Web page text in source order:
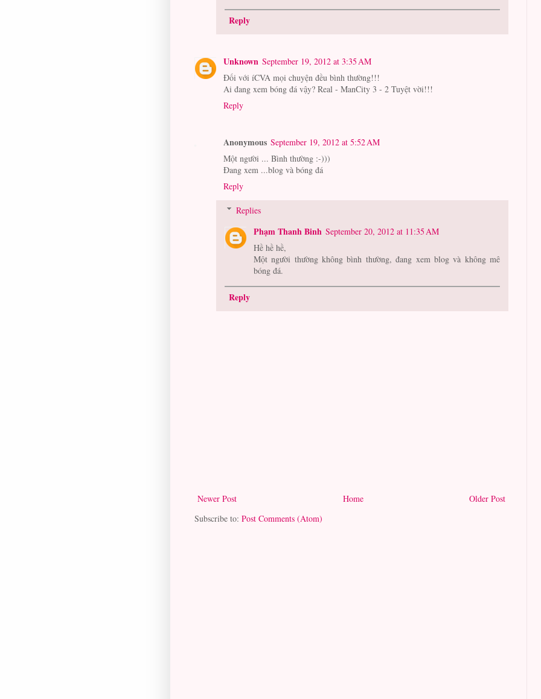
Reply
Unknown September 19, 2012 at 3:35 AM
Đối với íCVA mọi chuyện đều bình thường!!!
Ai đang xem bóng đá vậy? Real - ManCity 3 - 2 Tuyệt vời!!!
Reply
Anonymous September 19, 2012 at 5:52 AM
Một người ... Bình thường :-)))
Đang xem ...blog và bóng đá
Reply
Replies
Phạm Thanh Binh September 20, 2012 at 11:35 AM
Hề hề hề,
Một người thường không bình thường, đang xem blog và không mê
bóng đá.
Reply
Newer Post Older Post
Home
Subscribe to: Post Comments (Atom)